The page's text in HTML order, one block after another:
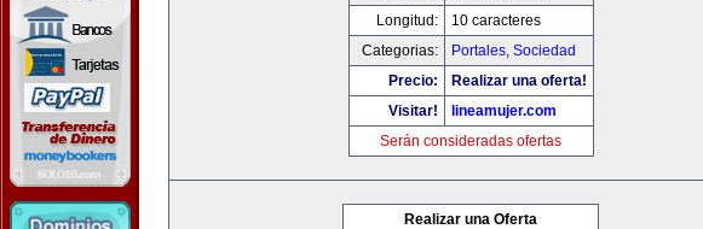
Longitud:
10 caracteres
Categorias:
Portales, Sociedad
Precio:
Realizar una oferta!
Visitar!
lineamujer.com
Serán consideradas ofertas
Realizar una Oferta